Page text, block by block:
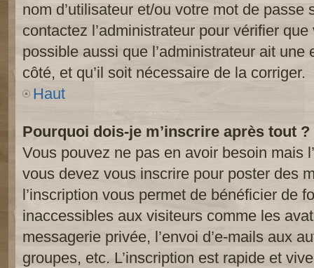
nom d’utilisateur et/ou votre mot de passe
contactez l’administrateur pour vérifier
possible aussi que l’administrateur ait
côté, et qu’il soit nécessaire de la corriger.
Haut
Pourquoi dois-je m’inscrire après tout ?
Vous pouvez ne pas en avoir besoin mais
vous devez vous inscrire pour poster des
l’inscription vous permet de bénéficier de
inaccessibles aux visiteurs comme les
messagerie privée, l’envoi d’e-mails aux
groupes, etc. L’inscription est rapide et